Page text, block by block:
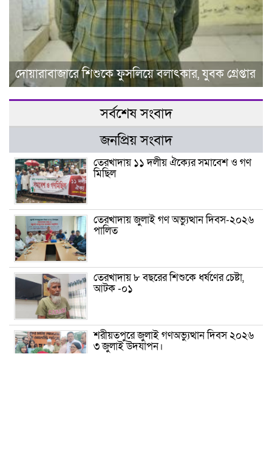
দোয়ারাবাজারে শিশুকে ফুসলিয়ে বলাৎকার, যুবক গ্রেপ্তার
সর্বশেষ সংবাদ
জনপ্রিয় সংবাদ
তেরখাদায় ১১ দলীয় ঐক্যের সমাবেশ ও গণ
মিছিল
তেরখাদায় জুলাই গণ অভ্যুত্থান দিবস-২০২৬
পালিত
তেরখাদায় ৮ বছরের শিশুকে ধর্ষণের চেষ্টা,
আটক -০১
শরীয়তপুরে জুলাই গণঅভ্যুত্থান দিবস ২০২৬
৩ জুলাই উদযাপন।